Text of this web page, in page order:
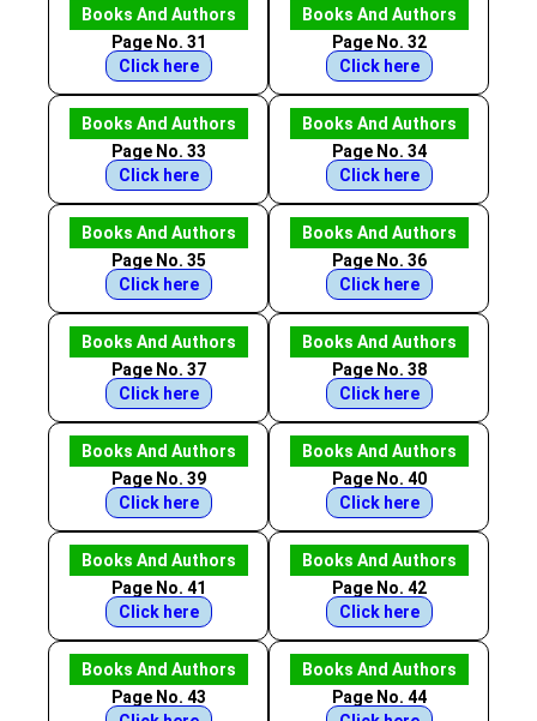
Books And Authors
Page No. 31
Click here
Books And Authors
Page No. 32
Click here
Books And Authors
Page No. 33
Click here
Books And Authors
Page No. 34
Click here
Books And Authors
Page No. 35
Click here
Books And Authors
Page No. 36
Click here
Books And Authors
Page No. 37
Click here
Books And Authors
Page No. 38
Click here
Books And Authors
Page No. 39
Click here
Books And Authors
Page No. 40
Click here
Books And Authors
Page No. 41
Click here
Books And Authors
Page No. 42
Click here
Books And Authors
Page No. 43
Books And Authors
Page No. 44